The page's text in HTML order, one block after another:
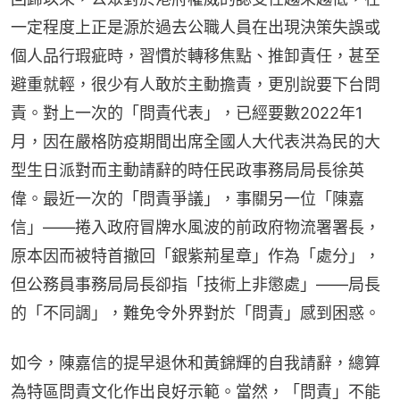
一定程度上正是源於過去公職人員在出現決策失誤或
個人品行瑕疵時，習慣於轉移焦點、推卸責任，甚至
避重就輕，很少有人敢於主動擔責，更別說要下台問
責。對上一次的「問責代表」，已經要數2022年1
月，因在嚴格防疫期間出席全國人大代表洪為民的大
型生日派對而主動請辭的時任民政事務局局長徐英
偉。最近一次的「問責爭議」，事關另一位「陳嘉
信」——捲入政府冒牌水風波的前政府物流署署長，
原本因而被特首撤回「銀紫荊星章」作為「處分」，
但公務員事務局局長卻指「技術上非懲處」——局長
的「不同調」，難免令外界對於「問責」感到困惑。
如今，陳嘉信的提早退休和黃錦輝的自我請辭，總算
為特區問責文化作出良好示範。當然，「問責」不能